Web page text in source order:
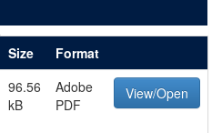
Size
Format
96.56
kB
Adobe
PDF
View/Open